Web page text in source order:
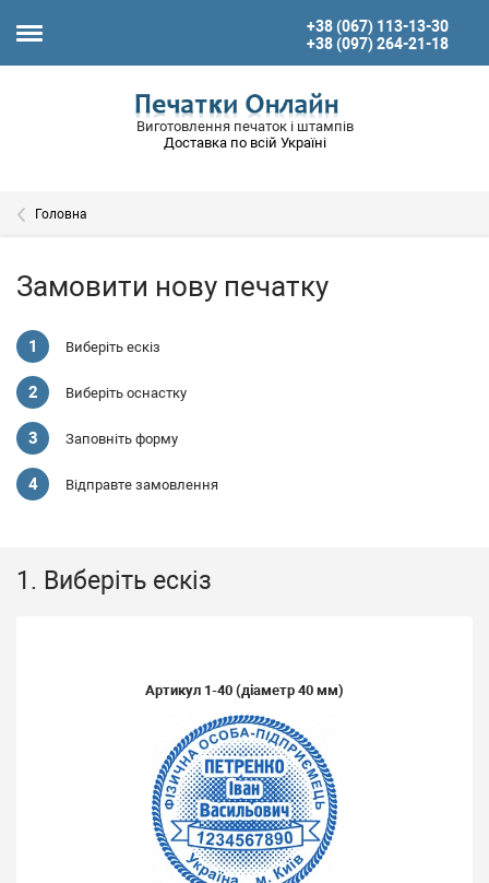
+38 (067) 113-13-30
+38 (097) 264-21-18
Виготовлення печаток і штампів
Доставка по всій Україні
Головна
Замовити нову печатку
Виберіть ескіз
Виберіть оснастку
Заповніть форму
Відправте замовлення
1. Виберіть ескіз
Артикул 1-40 (діаметр 40 мм)